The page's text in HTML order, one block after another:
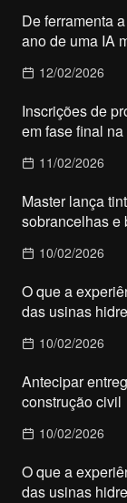
De ferramenta
ano de uma IA
12/02/2026
Inscrições de
em fase final
11/02/2026
Master lança
sobrancelhas e
10/02/2026
O que a
das usinas
10/02/2026
Antecipar
construção civil
10/02/2026
O que a
das usinas